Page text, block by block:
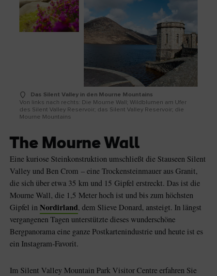
Das Silent Valley in den Mourne Mountains
Von links nach rechts: Die Mourne Wall; Wildblumen am Ufer
des Silent Valley Reservoir; das Silent Valley Reservoir; die
Mourne Mountains
The Mourne Wall
Eine kuriose Steinkonstruktion umschließt die Stauseen Silent
Valley und Ben Crom – eine Trockensteinmauer aus Granit,
die sich über etwa 35 km und 15 Gipfel erstreckt. Das ist die
Mourne Wall, die 1,5 Meter hoch ist und bis zum höchsten
Gipfel inNordirland, dem Slieve Donard, ansteigt. In längst
vergangenen Tagen unterstützte dieses wunderschöne
Bergpanorama eine ganze Postkartenindustrie und heute ist es
ein Instagram-Favorit.
Im Silent Valley Mountain Park Visitor Centre erfahren Sie